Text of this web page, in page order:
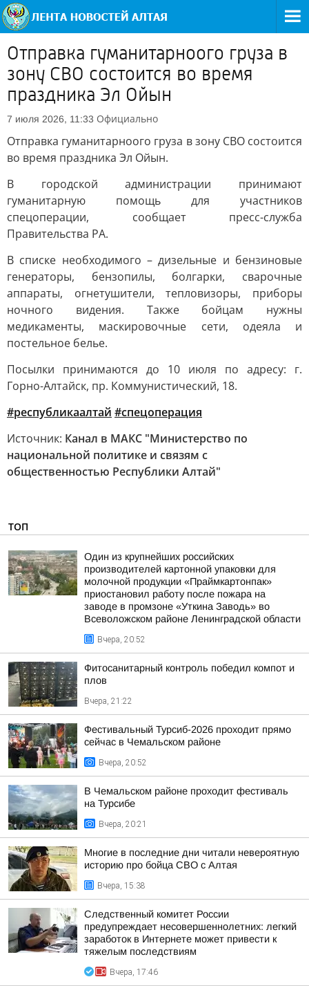
Отправка гуманитарноого груза в
зону СВО состоится во время
праздника Эл Ойын
7 июля 2026, 11:33 Официально
Отправка гуманитарноого груза в зону СВО состоится
во время праздника Эл Ойын.
В городской администрации принимают
гуманитарную помощь для участников
спецоперации, сообщает пресс-служба
Правительства РА.
В списке необходимого – дизельные и бензиновые
генераторы, бензопилы, болгарки, сварочные
аппараты, огнетушители, тепловизоры, приборы
ночного видения. Также бойцам нужны
медикаменты, маскировочные сети, одеяла и
постельное белье.
Посылки принимаются до 10 июля по адресу: г.
Горно-Алтайск, пр. Коммунистический, 18.
#республикаалтай #спецоперация
Источник: Канал в МАКС "Министерство по
национальной политике и связям с
общественностью Республики Алтай"
ТОП
Один из крупнейших российских
производителей картонной упаковки для
молочной продукции «Праймкартонпак»
приостановил работу после пожара на
заводе в промзоне «Уткина Заводь» во
Всеволожском районе Ленинградской области
Вчера, 20:52
Фитосанитарный контроль победил компот и
плов
Вчера, 21:22
Фестивальный Турсиб-2026 проходит прямо
сейчас в Чемальском районе
Вчера, 20:52
В Чемальском районе проходит фестиваль
на Турсибе
Вчера, 20:21
Многие в последние дни читали невероятную
историю про бойца СВО с Алтая
Вчера, 15:38
Следственный комитет России
предупреждает несовершеннолетних: легкий
заработок в Интернете может привести к
тяжелым последствиям
Вчера, 17:46